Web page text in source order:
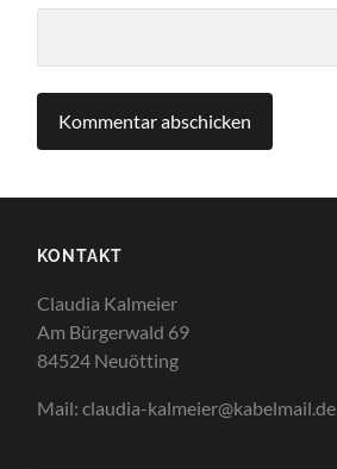
KONTAKT
Claudia Kalmeier
Am Bürgerwald 69
84524 Neuötting
Mail: claudia-kalmeier@kabelmail.de